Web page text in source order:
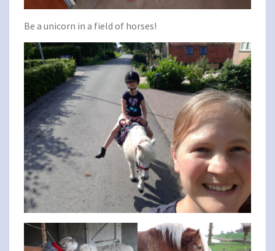
Be a unicorn in a field of horses!